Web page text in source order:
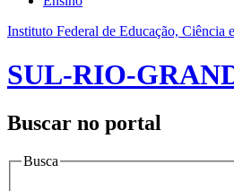
Instituto Federal de Educação, Ciência
SUL-RIO-
Buscar no portal
Busca